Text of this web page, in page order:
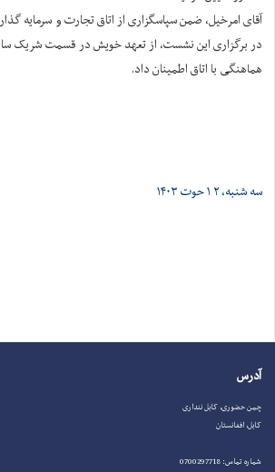
آقای امرخیل، ضمن سپاسگزاری از اتاق تجارت و سرمایه
در برگزاری این نشست، از تعهد خویش در قسمت شریک
هماهنگی با اتاق اطمینان داد.
سه شنبه، ۲ ۱ حوت ۱۴۰۳
آدرس
چمن حضوری، کابل ننداری
کابل، افغانستان
شماره تماس: 0700297718